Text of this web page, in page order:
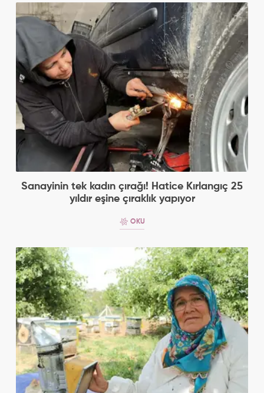
Sanayinin tek kadın çırağı! Hatice Kırlangıç 25
yıldır eşine çıraklık yapıyor
OKU